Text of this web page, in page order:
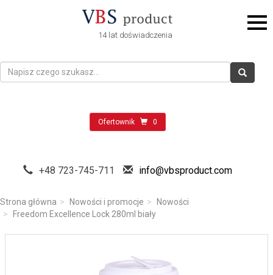
14 lat doświadczenia
Ofertownik 0
+48 723-745-711 info@vbsproduct.com
Strona główna Nowości i promocje
Nowości
Freedom Excellence Lock 280ml biały